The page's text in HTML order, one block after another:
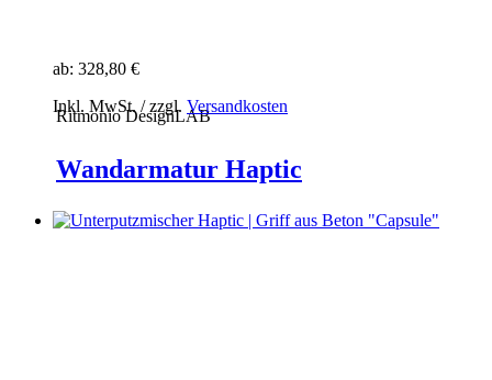
ab: 328,80 €
Inkl. MwSt. / zzgl. Versandkosten
Ritmonio DesignLAB
Wandarmatur Haptic